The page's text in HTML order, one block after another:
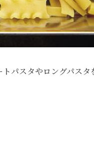
パスタやロングパス